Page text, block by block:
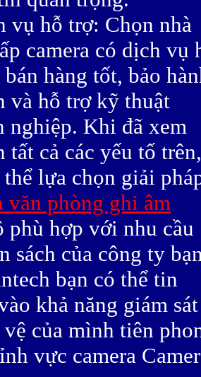
vụ hỗ trợ: Chọn nhà
camera có dịch vụ
bán hàng tốt, bảo
và hỗ trợ kỹ thuật
nghiệp. Khi đã xem
tất cả các yếu tố trên,
thể lựa chọn giải
văn phòng ghi âm
phù hợp với nhu cầu
sách của công ty
bạn có thể tin
khả năng giám sát
vệ của mình tiên
vực camera